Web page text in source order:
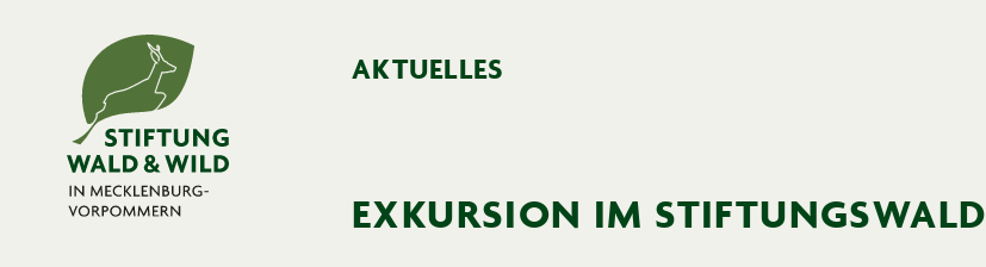
AKTUELLES
EXKURSION IM STIFTUNGSWALD